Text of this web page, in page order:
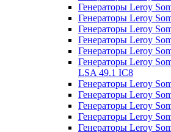
Генераторы Leroy
Генераторы Leroy
Генераторы Leroy
Генераторы Leroy
Генераторы Leroy
Генераторы Leroy
LSA 49.1 IC8
Генераторы Leroy
Генераторы Leroy
Генераторы Leroy
Генераторы Leroy
Генераторы Leroy